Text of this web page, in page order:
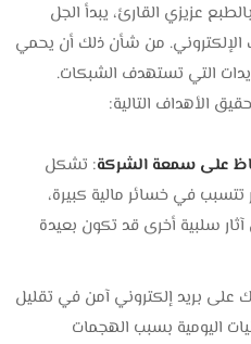
عزيزي القارئ، يبدأ الجل
الإلكتروني. من شأن ذلك أن يحمي
التي تستهدف الشبكات.
الأهداف التالية:
على سمعة الشركة: تشكل
تتسبب في خسائر مالية كبيرة،
سلبية أخرى قد تكون بعيدة
بريد إلكتروني آمن في تقليل
اليومية بسبب الهجمات